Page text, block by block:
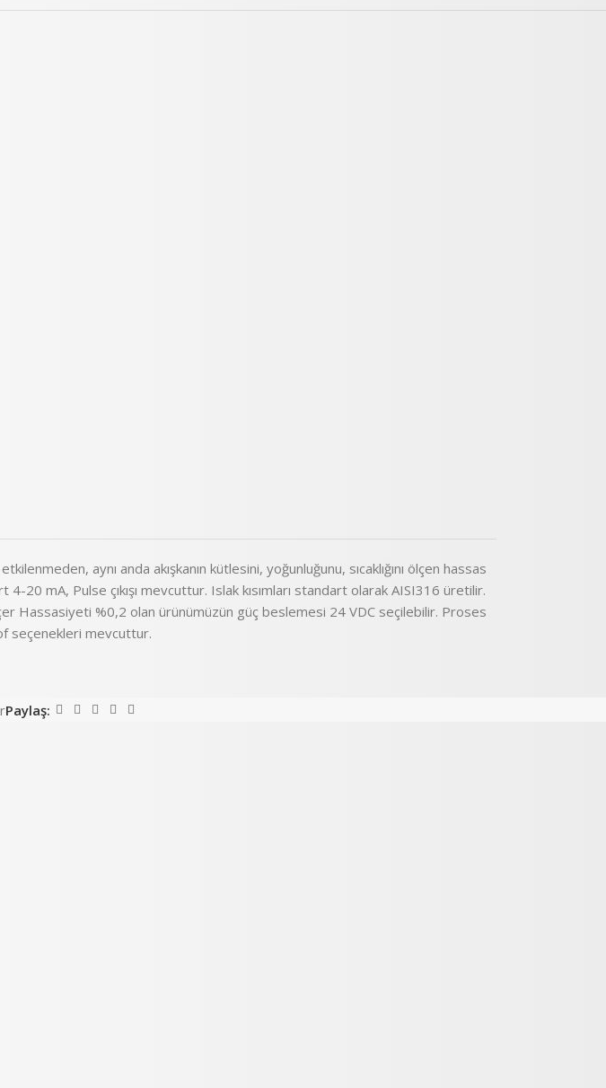
aynı anda akışkanın kütlesini, yoğunluğunu, sıcaklığını ölçen hassas
mA, Pulse çıkışı mevcuttur. Islak kısımları standart olarak AISI316 üretilir.
Hassasiyeti %0,2 olan ürünümüzün güç beslemesi 24 VDC seçilebilir. Proses
seçenekleri mevcuttur.
Paylaş: